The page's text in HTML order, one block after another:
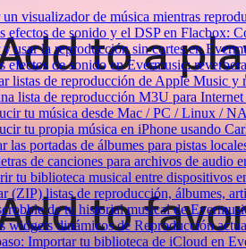
visualizador de música mientras
efectos de sonido y el DSP en Flacbox:
usar la reproducción sin cortes en
efectos de sonido en Evermusic:
listas de reproducción de Apple Music y
lista de reproducción M3U para
tu música desde Mac / PC / Linux /
tu propia música en iPhone usando
las portadas de álbumes para pistas
de canciones para archivos de audio
tu biblioteca musical entre dispositivos
(ZIP) listas de reproducción, álbumes,
de tu historial musical de
widgets dinámicos de Reproducción
Importar tu biblioteca de iCloud en